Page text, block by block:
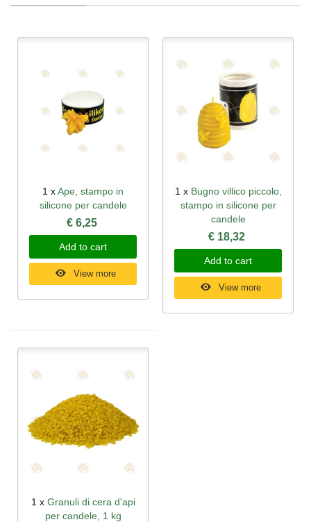
1 xApe, stampo in
silicone per candele
€ 6,25
Add to cart
View more
1 x Bugno villico piccolo,
stampo in silicone per
candele
€ 18,32
Add to cart
View more
1 x Granuli di cera d'api
per candele, 1 kg